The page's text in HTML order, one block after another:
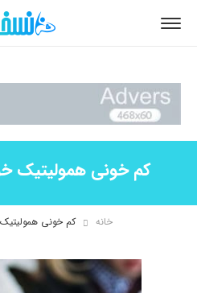
کم خونی همولیتیک
خانه کم خونی